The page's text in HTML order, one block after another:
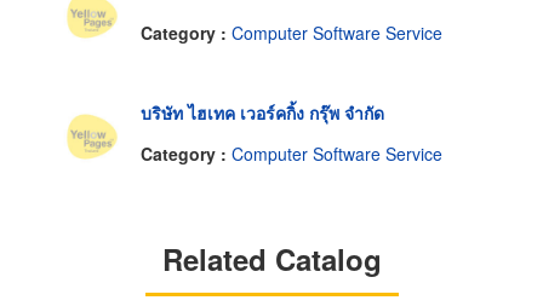
Category : Computer Software Service
บริษัท ไฮเทค เวอร์คกิ้ง กรุ๊พ จำกัด
Category : Computer Software Service
Related Catalog